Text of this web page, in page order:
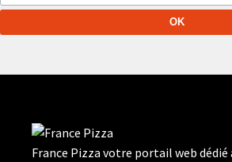
France Pizza votre portail web dédié